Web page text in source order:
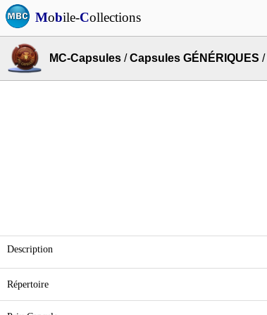
Mobile-Collections
MC-Capsules /Capsules GÉNÉRIQUES /
Description
Répertoire